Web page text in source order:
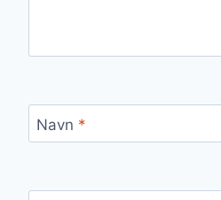
Navn *